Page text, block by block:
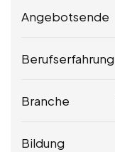
Angebotsende
Berufserfahrung
Branche
Bildung